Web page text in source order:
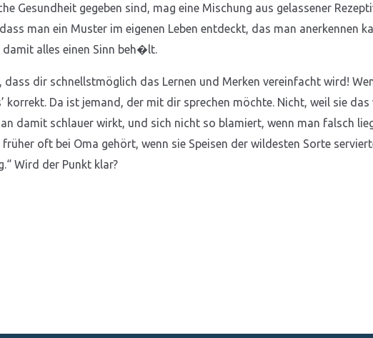
Gesundheit gegeben sind, mag eine Mischung aus gelassener
man ein Muster im eigenen Leben entdeckt, das man anerkennen
alles einen Sinn beh�lt.
dir schnellstmöglich das Lernen und Merken vereinfacht wird!
korrekt. Da ist jemand, der mit dir sprechen möchte. Nicht, weil sie
damit schlauer wirkt, und sich nicht so blamiert, wenn man falsch
oft bei Oma gehört, wenn sie Speisen der wildesten Sorte
Wird der Punkt klar?